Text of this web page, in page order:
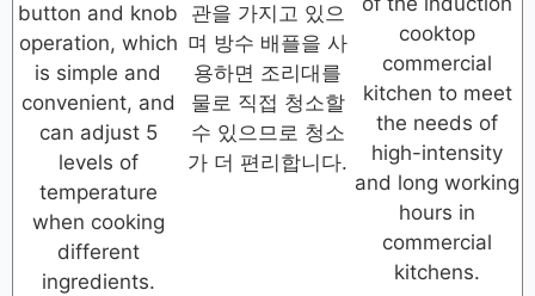
button and knob
operation, which
is simple and
convenient, and
can adjust 5
levels of
temperature
when cooking
different
ingredients.
관을 가지고 있으
며 방수 배플을 사
용하면 조리대를
물로 직접 청소할
수 있으므로 청소
가 더 편리합니다.
cooktop
commercial
kitchen to meet
the needs of
high-intensity
and long working
hours in
commercial
kitchens.